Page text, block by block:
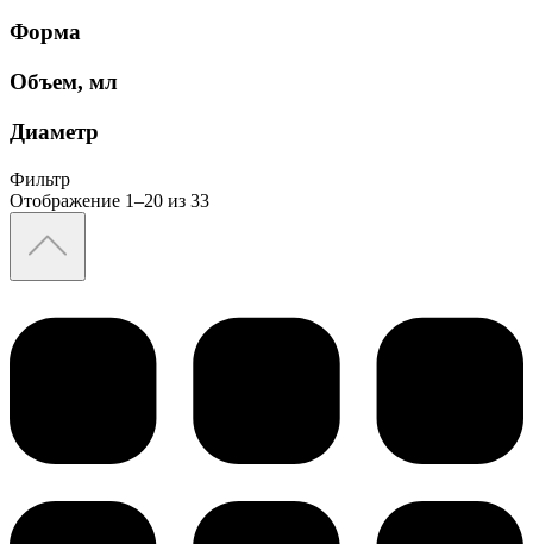
Форма
Объем, мл
Диаметр
Фильтр
Отображение 1–20 из 33